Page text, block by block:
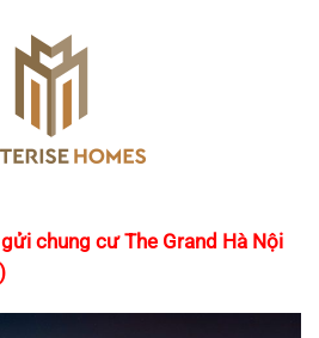
chung cư The Grand Hà Nội
)